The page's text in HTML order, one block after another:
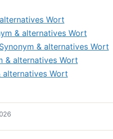
Wort
& alternatives Wort
& alternatives Wort
& alternatives Wort
Wort